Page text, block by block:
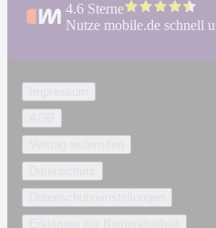
4.6 Sterne
Nutze mobile.de schnell